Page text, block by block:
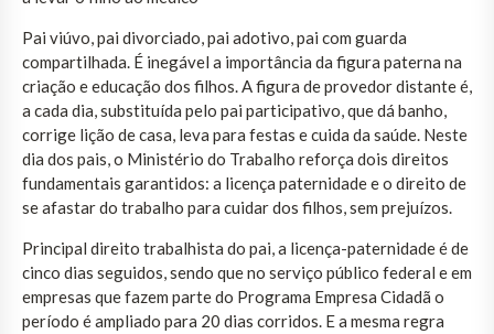
Pai viúvo, pai divorciado, pai adotivo, pai com guarda
compartilhada. É inegável a importância da figura paterna na
criação e educação dos filhos. A figura de provedor distante é,
a cada dia, substituída pelo pai participativo, que dá banho,
corrige lição de casa, leva para festas e cuida da saúde. Neste
dia dos pais, o Ministério do Trabalho reforça dois direitos
fundamentais garantidos: a licença paternidade e o direito de
se afastar do trabalho para cuidar dos filhos, sem prejuízos.
Principal direito trabalhista do pai, a licença-paternidade é de
cinco dias seguidos, sendo que no serviço público federal e em
empresas que fazem parte do Programa Empresa Cidadã o
período é ampliado para 20 dias corridos. E a mesma regra